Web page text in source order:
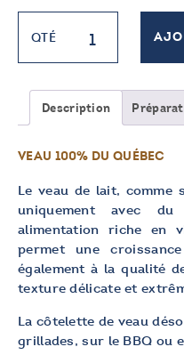
QTÉ
Côtes
veau
de
Description
VEAU 100% DU QUÉBEC
Le veau de lait, comme
uniquement avec
alimentation riche en
permet une
également à la qualité
texture délicate et
La côtelette de veau
grillades, sur le BBQ ou